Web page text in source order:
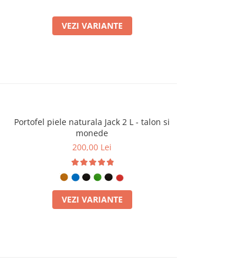
VEZI VARIANTE
Portofel piele naturala Jack 2 L - talon si
monede
200,00 Lei
VEZI VARIANTE